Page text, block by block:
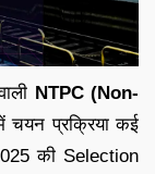
NTPC (Non-
में चयन प्रक्रिया कई
की Selection